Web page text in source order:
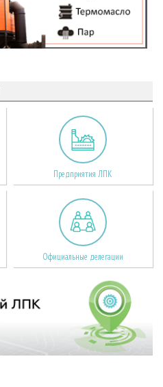
Предприятия ЛПК
Официальные делегации